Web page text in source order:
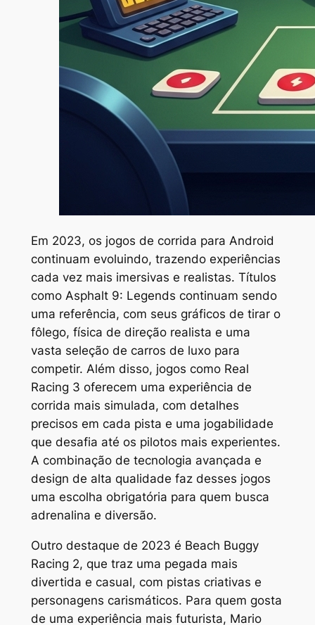
Em 2023, os jogos de corrida para Android
continuam evoluindo, trazendo experiências
cada vez mais imersivas e realistas. Títulos
como Asphalt 9: Legends continuam sendo
uma referência, com seus gráficos de tirar o
fôlego, física de direção realista e uma
vasta seleção de carros de luxo para
competir. Além disso, jogos como Real
Racing 3 oferecem uma experiência de
corrida mais simulada, com detalhes
precisos em cada pista e uma jogabilidade
que desafia até os pilotos mais experientes.
A combinação de tecnologia avançada e
design de alta qualidade faz desses jogos
uma escolha obrigatória para quem busca
adrenalina e diversão.
Outro destaque de 2023 é Beach Buggy
Racing 2, que traz uma pegada mais
divertida e casual, com pistas criativas e
personagens carismáticos. Para quem gosta
de uma experiência mais futurista, Mario